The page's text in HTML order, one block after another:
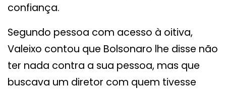
confiança.
Segundo pessoa com acesso à oitiva,
Valeixo contou que Bolsonaro lhe disse não
ter nada contra a sua pessoa, mas que
buscava um diretor com quem tivesse